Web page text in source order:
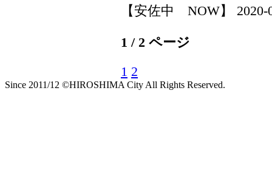
【安佐中 NOW】 2020-
1 / 2 ページ
1 2
Since 2011/12 ©HIROSHIMA City All Rights Reserved.